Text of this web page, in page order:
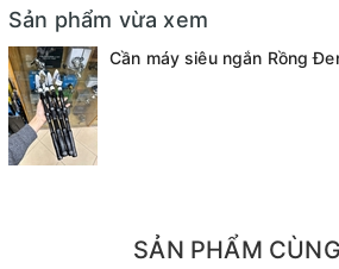
- Tải cá: 7-9kg
- Số khoen : 6-8 khoen
- Khoen lõi sứ vàng đồng rất đẹp
- Thích hợp dành cho câu lure, câu
Sản phẩm vừa xem
Cần máy siêu ngắn Rồng
SẢN PHẨM